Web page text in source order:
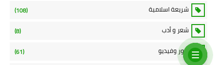
شريعة اسلامية (108)
شعر و أدب (8)
صور وفيديو (61)